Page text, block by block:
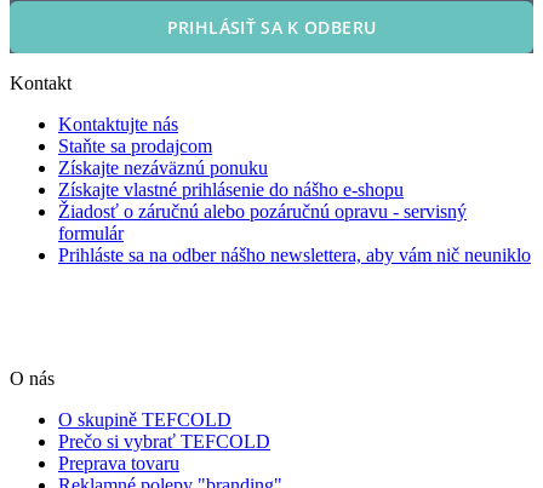
PRIHLÁSIŤ SA K ODBERU
Kontakt
Kontaktujte nás
Staňte sa prodajcom
Získajte nezáväznú ponuku
Získajte vlastné prihlásenie do nášho e-shopu
Žiadosť o záručnú alebo pozáručnú opravu - servisný
formulár
Prihláste sa na odber nášho newslettera, aby vám nič neuniklo
O nás
O skupině TEFCOLD
Prečo si vybrať TEFCOLD
Preprava tovaru